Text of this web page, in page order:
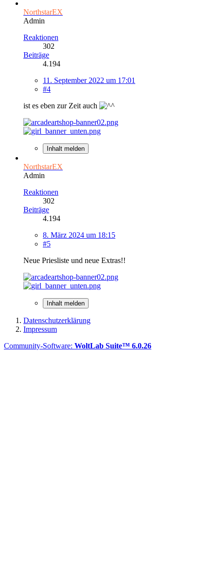
NorthstarEX
Admin
Reaktionen
302
Beiträge
4.194
11. September 2022 um 17:01
#4
ist es eben zur Zeit auch
Inhalt melden
NorthstarEX
Admin
Reaktionen
302
Beiträge
4.194
8. März 2024 um 18:15
#5
Neue Priesliste und neue Extras!!
Inhalt melden
Datenschutzerklärung
Impressum
Community-Software: WoltLab Suite™ 6.0.26